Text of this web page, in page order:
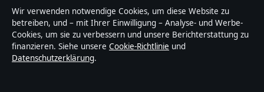
Abendfokus ist ein unabhängiger digitaler
Nachrichtenanbieter mit Fokus auf Politik, Wirtschaft,
Technik und Gesellschaft in Deutschland. Jeder Artikel
trägt eine Byline, wird von einem Redakteur geprüft
und vor der Veröffentlichung faktengecheckt.
Wir verwenden notwendige Cookies, um diese Website zu
betreiben, und – mit Ihrer Einwilligung – Analyse- und Werbe-
Cookies, um sie zu verbessern und unsere Berichterstattung zu
finanzieren. Siehe unsere Cookie-Richtlinie und
Datenschutzerklärung.